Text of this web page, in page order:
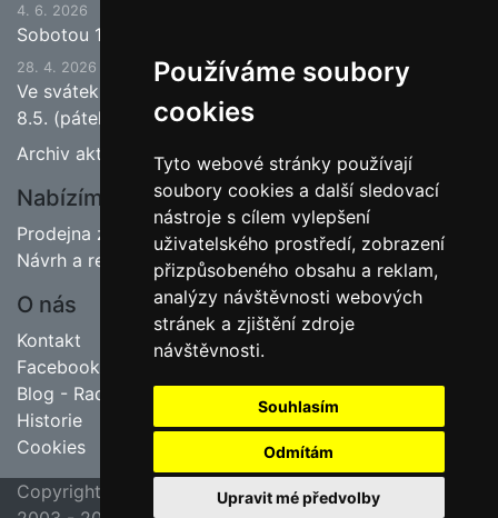
Používáme soubory
cookies
Tyto webové stránky používají
soubory cookies a další sledovací
nástroje s cílem vylepšení
uživatelského prostředí, zobrazení
přizpůsobeného obsahu a reklam,
analýzy návštěvnosti webových
stránek a zjištění zdroje
návštěvnosti.
Souhlasím
Odmítám
Upravit mé předvolby
4. 6. 2026
Sobotou 13.6.2026 bude ukončena jarní sezona.
28. 4. 2026
Ve svátek 1.5. (pátek) bude naše prodejna zavřena a
8.5. (pátek) bude otevřeno.
Archiv aktualit
Nabízíme
Prodejna zahradnictví
Návrh a realizace zahrad
O nás
Kontakt
Facebook
Blog - Rady pro zahrádkáře
Historie
Cookies
poslední aktualizace 23. 7. 2026 09:45
Copyright ©